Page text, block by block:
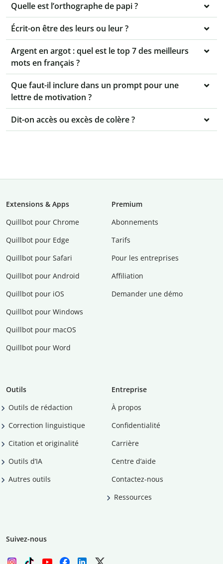
Quelle est l’orthographe de papi ?
Écrit-on être des leurs ou leur ?
Argent en argot : quel est le top 7 des meilleurs
mots en français ?
Que faut-il inclure dans un prompt pour une
lettre de motivation ?
Dit-on accès ou excès de colère ?
Extensions & Apps
Quillbot pour Chrome
Quillbot pour Edge
Quillbot pour Safari
Quillbot pour Android
Quillbot pour iOS
Quillbot pour Windows
Quillbot pour macOS
Quillbot pour Word
Premium
Abonnements
Tarifs
Pour les entreprises
Affiliation
Demander une démo
Outils
Outils de rédaction
Correction linguistique
Citation et originalité
Outils d’IA
Autres outils
Entreprise
À propos
Confidentialité
Carrière
Centre d’aide
Contactez-nous
Ressources
Suivez-nous